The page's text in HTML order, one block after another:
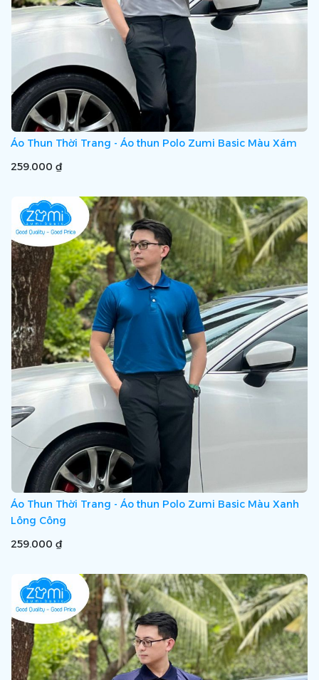
Áo Thun Thời Trang - Áo thun Polo Zumi Basic Màu Xám
259.000 ₫
Áo Thun Thời Trang - Áo thun Polo Zumi Basic Màu Xanh
Lông Công
259.000 ₫